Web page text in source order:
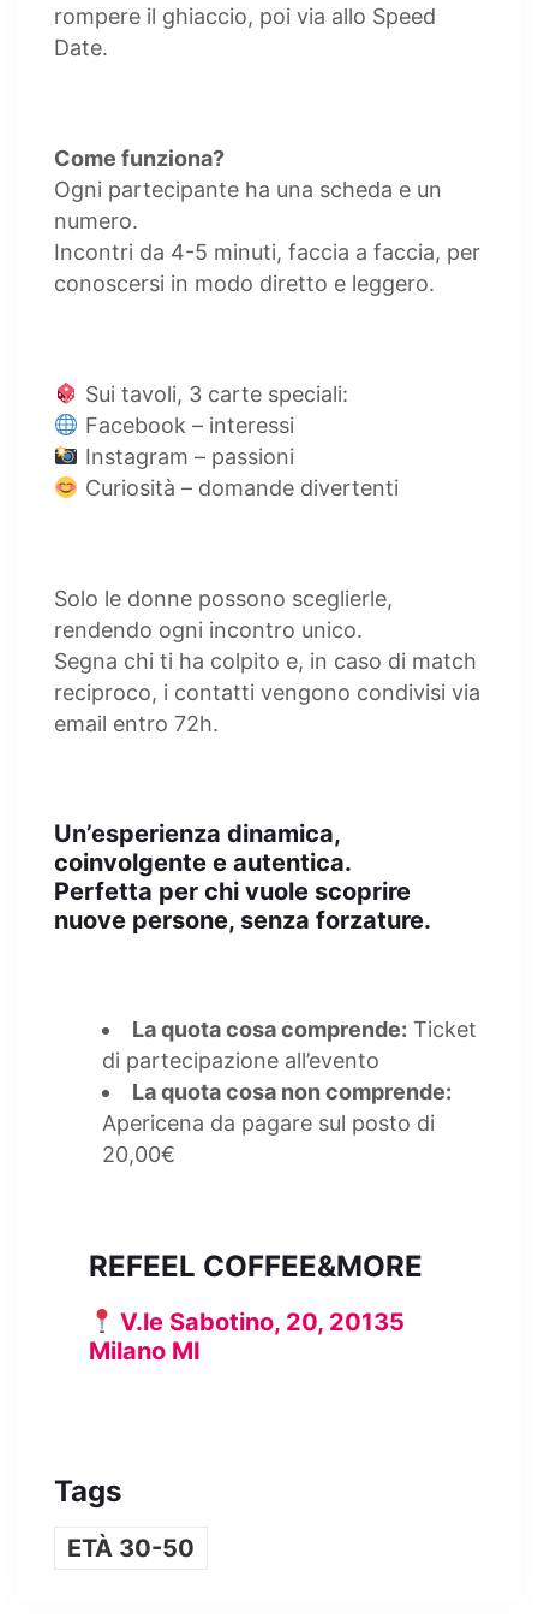
rompere il ghiaccio, poi via allo Speed
Date.
Come funziona?
Ogni partecipante ha una scheda e un
numero.
Incontri da 4-5 minuti, faccia a faccia, per
conoscersi in modo diretto e leggero.
Sui tavoli, 3 carte speciali:
Facebook – interessi
Instagram – passioni
Curiosità – domande divertenti
Solo le donne possono sceglierle,
rendendo ogni incontro unico.
Segna chi ti ha colpito e, in caso di match
reciproco, i contatti vengono condivisi via
email entro 72h.
Un’esperienza dinamica,
coinvolgente e autentica.
Perfetta per chi vuole scoprire
nuove persone, senza forzature.
La quota cosa comprende: Ticket
di partecipazione all’evento
La quota cosa non comprende:
Apericena da pagare sul posto di
20,00€
REFEEL COFFEE&MORE
V.le Sabotino, 20, 20135
Milano MI
Tags
ETÀ 30-50